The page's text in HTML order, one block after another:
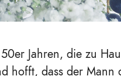
Jahren, die zu
hofft, dass der Mann